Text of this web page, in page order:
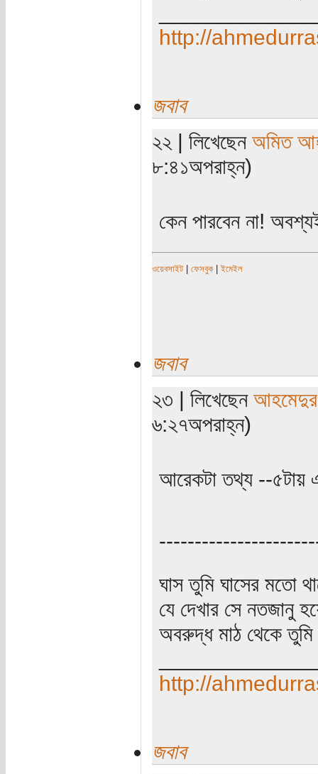
http://
জবাব
২২ | লিখেছেন অমিত
৮:৪১অপরাহ্ন)
কেন পারবেন না!
ওয়েবসাইট| ফেসবুক|ইমেইল
জবাব
২৩ | লিখেছেন আহমেদুর
৬:২৭অপরাহ্ন)
আরেকটা তথ্য --৫টায়
ঘাস তুমি ঘাসের মতো
যে দেখার সে নতজানু
অবরুদ্ধ মাঠ থেকে তুমি
http://
জবাব